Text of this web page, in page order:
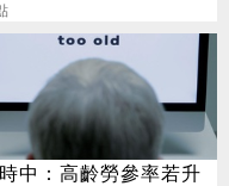
體迎新革命
中：高齡勞參率若升